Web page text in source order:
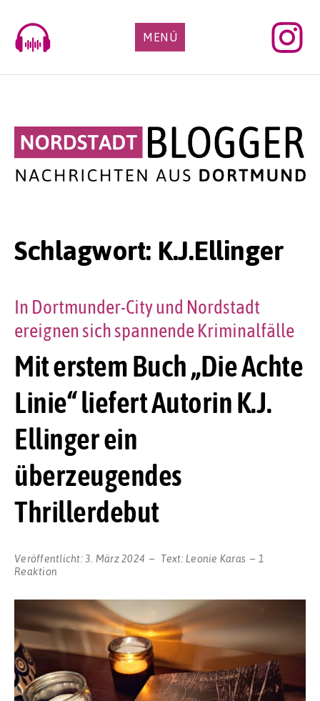
content
MENÜ
Schlagwort: K.J.Ellinger
Mit erstem Buch „Die Achte
Linie“ liefert Autorin K.J.
Ellinger ein
überzeugendes
Thrillerdebut
In Dortmunder-City und Nordstadt
ereignen sich spannende Kriminalfälle
Veröffentlicht:3. März 2024 Text:Leonie Karas
1
Reaktion